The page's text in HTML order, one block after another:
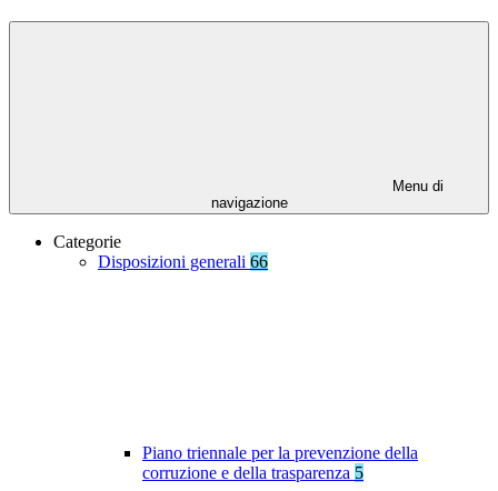
Menu di
navigazione
Categorie
Disposizioni generali 66
Piano triennale per la prevenzione della
corruzione e della trasparenza 5